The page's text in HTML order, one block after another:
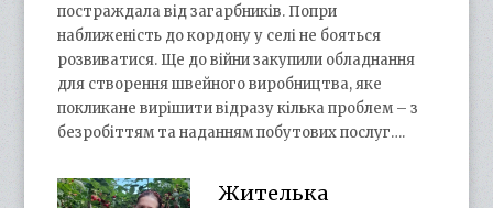
постраждала від загарбників. Попри
наближеність до кордону у селі не бояться
розвиватися. Ще до війни закупили обладнання
для створення швейного виробництва, яке
покликане вирішити відразу кілька проблем – з
безробіттям та наданням побутових послуг….
Жителька